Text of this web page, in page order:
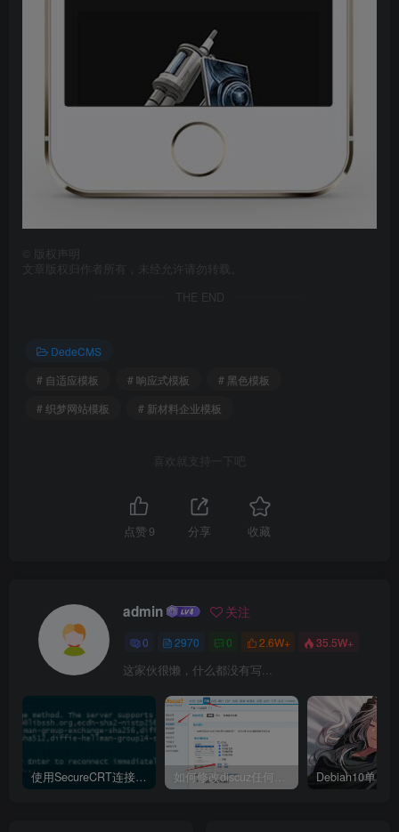
版权声明
文章版权归作者所有，未经允许请勿转载。
THE END
DedeCMS
# 自适应模板
# 响应式模板
# 黑色模板
# 织梦网站模板
# 新材料企业模板
喜欢就支持一下吧
点赞 9 分享 收藏
admin 关注
0 2970 0 2.6W+ 35.5W+
这家伙很懒，什么都没有写...
使用SecureCRT连接Ubuntu20.04报错：Key exchange failed. No compatible key exchange method.